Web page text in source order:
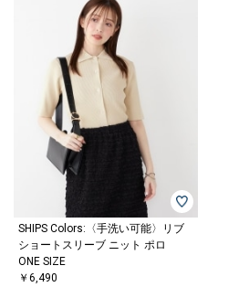
SHIPS Colors:〈手洗い可能〉リブ
ショートスリーブ ニット ポロ
ONE SIZE
￥6,490